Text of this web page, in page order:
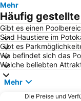
Mehr
Häufig
Gibt es einen
Sind Haustiere im
Gibt es
Wo befindet sich das
Welche beliebten
Mehr
Die Preise und